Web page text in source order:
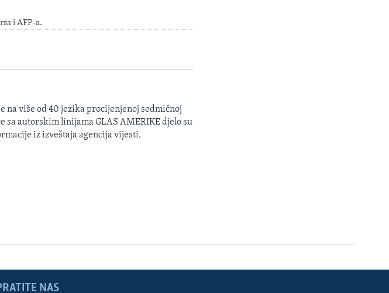
i AFP-a.
više od 40 jezika procijenjenoj sedmičnoj
autorskim linijama GLAS AMERIKE djelo su
iz izveštaja agencija vijesti.
NAS